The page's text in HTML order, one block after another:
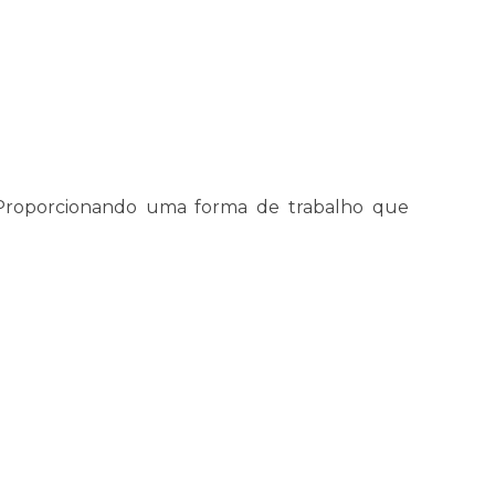
uma forma de trabalho que